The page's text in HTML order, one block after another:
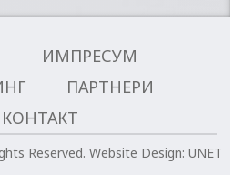
ИМПРЕСУМ
ПАРТНЕРИ
КОНТАКТ
Reserved. Website Design: UNET